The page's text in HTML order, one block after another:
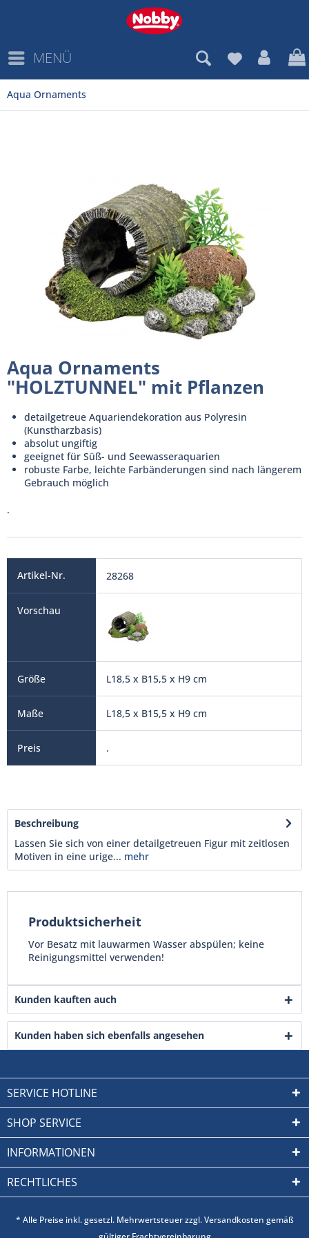
MENÜ
Aqua Ornaments
Aqua Ornaments
"HOLZTUNNEL" mit Pflanzen
detailgetreue Aquariendekoration aus Polyresin
(Kunstharzbasis)
absolut ungiftig
geeignet für Süß- und Seewasseraquarien
robuste Farbe, leichte Farbänderungen sind nach längerem
Gebrauch möglich
.
28268
L18,5 x B15,5 x H9 cm
L18,5 x B15,5 x H9 cm
.
Beschreibung
Lassen Sie sich von einer detailgetreuen Figur mit zeitlosen
Motiven in eine urige... mehr
Produktsicherheit
Vor Besatz mit lauwarmen Wasser abspülen; keine
Reinigungsmittel verwenden!
Kunden kauften auch
Kunden haben sich ebenfalls angesehen
SERVICE HOTLINE
SHOP SERVICE
INFORMATIONEN
RECHTLICHES
* Alle Preise inkl. gesetzl. Mehrwertsteuer zzgl. Versandkosten gemäß